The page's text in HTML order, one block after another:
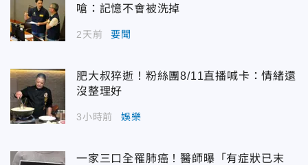
嗆：記憶不會被洗掉
2天前 要聞
肥大叔猝逝！粉絲團8/11直播喊卡：情緒還
沒整理好
3小時前 娛樂
一家三口全罹肺癌！醫師曝「有症狀已末